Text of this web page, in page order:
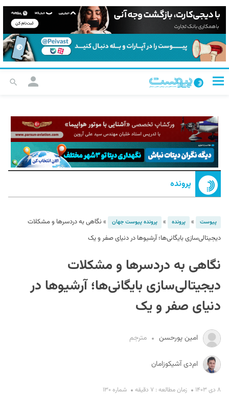
پرونده
پیوست » پرونده » پرونده پیوست جهان » نگاهی به دردسرها و مشکلات
دیجیتالی‌سازی بایگانی‌ها؛ آرشیوها در دنیای صفر و یک
نگاهی به دردسرها و مشکلات
دیجیتالی‌سازی بایگانی‌ها؛ آرشیوها در
دنیای صفر و یک
امین پورحسن مترجم
ام‌دی آشیکوزامان
۸ دی ۱۴۰۳ زمان مطالعه : ۷ دقیقه شماره ۱۳۰